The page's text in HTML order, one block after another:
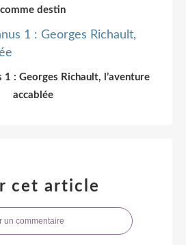
comme destin
1 : Georges Richault, l’aventure
accablée
cet article
un commentaire